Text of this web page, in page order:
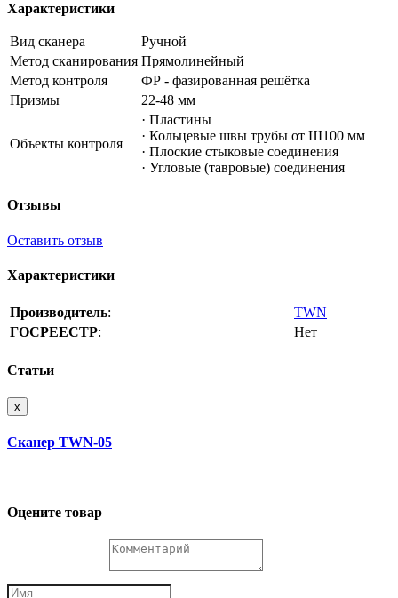
Характеристики
Вид сканера
Ручной
Метод сканирования Прямолинейный
Метод контроля
ФР - фазированная решётка
Призмы
22-48 мм
Объекты контроля
· Пластины
· Кольцевые швы трубы от Ш100 мм
· Плоские стыковые соединения
· Угловые (тавровые) соединения
Отзывы
Оставить отзыв
Характеристики
Производитель:
TWN
ГОСРЕЕСТР: Нет
Статьи
x
Сканер TWN-05
Оцените товар